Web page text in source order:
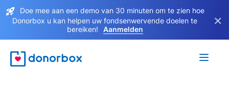
Doe mee aan een demo van 30 minuten om te zien hoe
Donorbox u kan helpen uw fondsenwervende doelen te
bereiken!
Aanmelden
×